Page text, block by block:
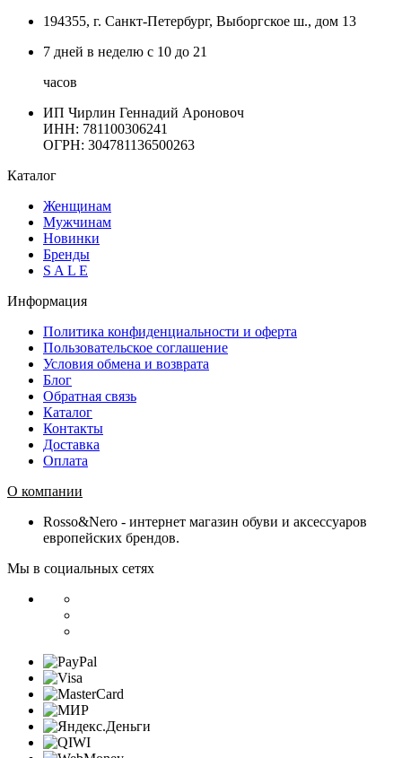
194355, г. Санкт-Петербург, Выборгское ш., дом 13
7 дней в неделю с 10 до 21
часов
ИП Чирлин Геннадий Ароновоч
ИНН: 781100306241
ОГРН: 304781136500263
Каталог
Женщинам
Мужчинам
Новинки
Бренды
S A L E
Информация
Политика конфиденциальности и оферта
Пользовательское соглашение
Условия обмена и возврата
Блог
Обратная связь
Каталог
Контакты
Доставка
Оплата
О компании
Rosso&Nero - интернет магазин обуви и аксессуаров
европейских брендов.
Мы в социальных сетях